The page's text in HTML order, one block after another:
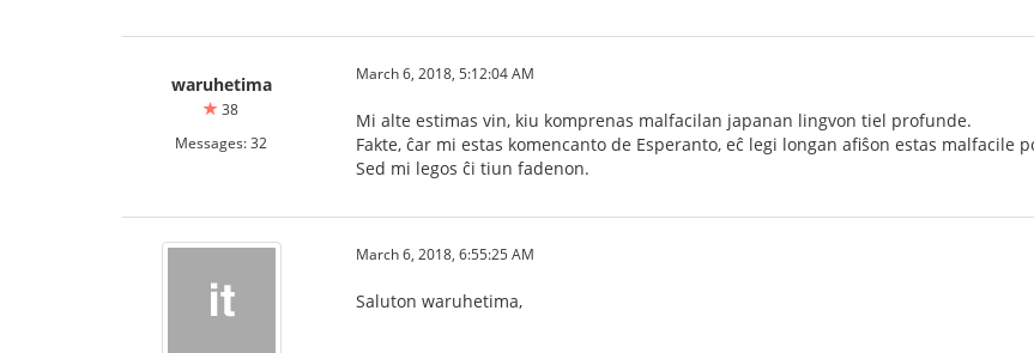
waruhetima
38
Messages: 32
March 6, 2018, 5:12:04 AM
Mi alte estimas vin, kiu komprenas malfacilan japanan lingvon tiel profunde.
Fakte, ĉar mi estas komencanto de Esperanto, eĉ legi longan afiŝon estas malfacile
Sed mi legos ĉi tiun fadenon.
March 6, 2018, 6:55:25 AM
Saluton waruhetima,